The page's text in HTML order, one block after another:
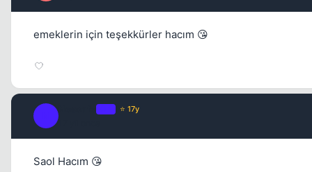
emeklerin için teşekkürler hacım 😘
⭐ 17y
Saol Hacım 😘